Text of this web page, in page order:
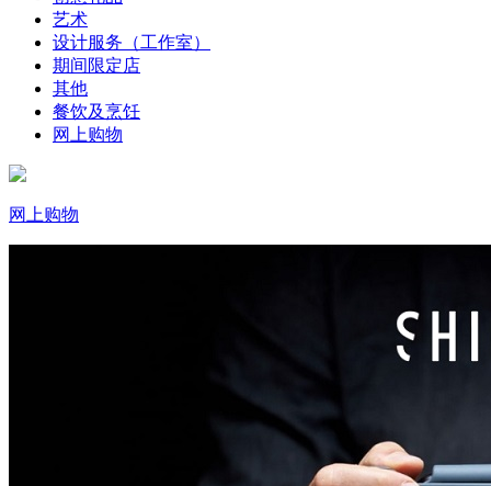
艺术
设计服务（工作室）
期间限定店
其他
餐饮及烹饪
网上购物
网上购物